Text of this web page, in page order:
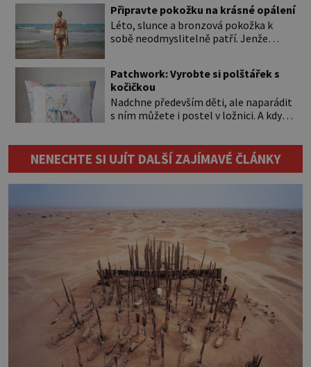
život. Hůře tráví U starších […]
ale také mnohem tenčí povrchovou
vrstvou než ostatní pleť a pokožka.
Nezvláčňují je žádné mazové žlázy,
a náchylné k vysychání a praskání.
Balzám na […]
Připravte pokožku na krásné opálení
Léto, slunce a bronzová pokožka k
sobě neodmyslitelně patří. Jenže
se kůže. Spálená pokožka není
známkou „základu“ pro opálení, ale
reakcí na nadměrné UV záření. Pokud
chcete, aby pleť i pokožka těla
vydrželo co nejdéle, vyplatí se začít
[…]
Patchwork: Vyrobte si polštářek s
kočičkou
Nadchne především děti, ale naparádit
s ním můžete i postel v ložnici. A když
ladící s obývákem, bude se hodit i tam.
Budete potřebovat: – zbytky barevně
sladěných bavlněných látek – 0,5 m
látky na vnitřní polštářek – duté
jednostranně nalepovacího […]
NENECHTE SI UJÍT DALŠÍ ZAJÍMAVÉ ČLÁNKY